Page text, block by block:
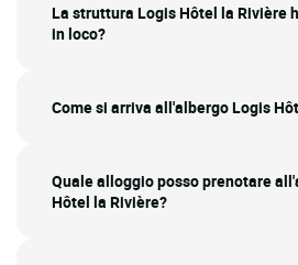
La struttura Logis Hôtel la Rivière
in loco?
Come si arriva all'albergo Logis
Quale alloggio posso prenotare
Hôtel la Rivière?